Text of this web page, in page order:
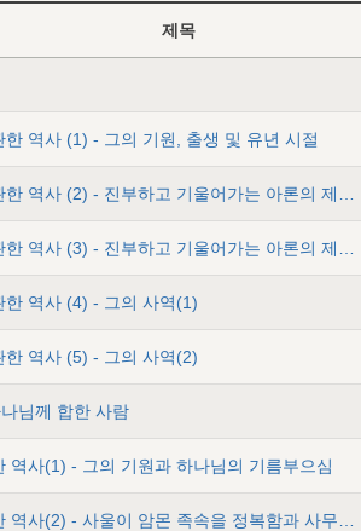
제목
역사 (1) - 그의 기원, 출생 및 유년 시절
역사 (4) - 그의 사역(1)
역사 (5) - 그의 사역(2)
님께 합한 사람
역사(1) - 그의 기원과 하나님의 기름부으심